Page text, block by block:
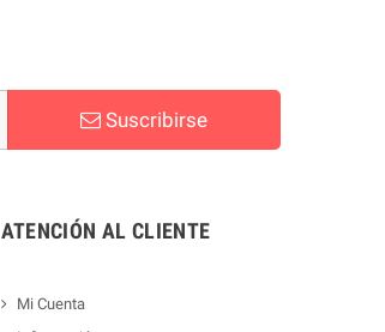
Suscribirse
ATENCIÓN AL CLIENTE
Mi Cuenta